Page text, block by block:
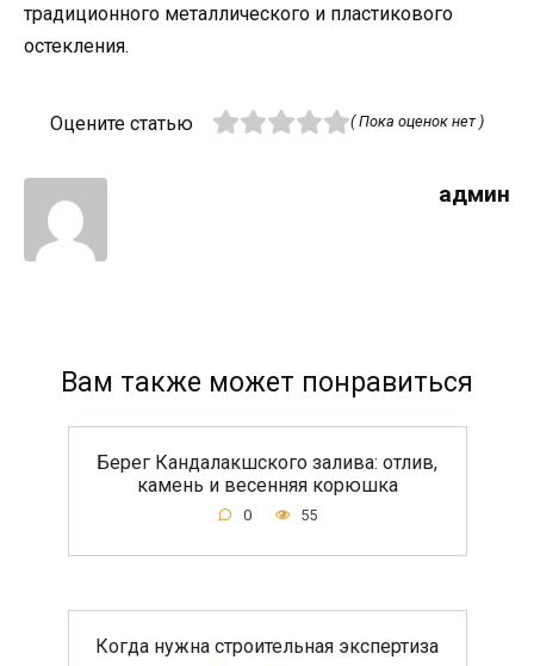
традиционного металлического и пластикового
остекления.
Оцените статью ( Пока оценок нет )
админ
Вам также может понравиться
Берег Кандалакшского залива: отлив,
камень и весенняя корюшка
0 55
Когда нужна строительная экспертиза